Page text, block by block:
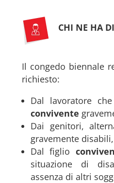
CHI NE HA
Il congedo biennale
richiesto:
Dal lavoratore
convivente
Dai genitori,
gravemente disabili,
Dal figlio
situazione di
assenza di altri